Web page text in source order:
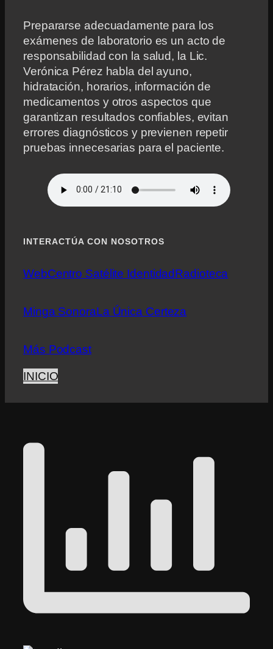
Prepararse adecuadamente para los
exámenes de laboratorio es un acto de
responsabilidad con la salud, la Lic.
Verónica Pérez habla del ayuno,
hidratación, horarios, información de
medicamentos y otros aspectos que
garantizan resultados confiables, evitan
errores diagnósticos y previenen repetir
pruebas innecesarias para el paciente.
INTERACTÚA CON NOSOTROS
WebCentro Satélite IdentidadRadioteca
Minga SonoraLa Única Certeza
Más Podcast
INICIO